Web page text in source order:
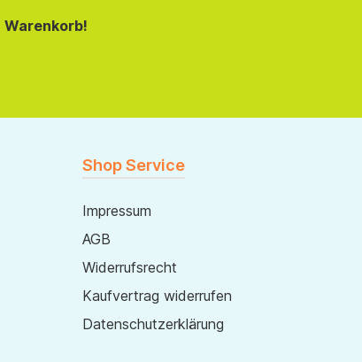
Warenkorb!
Shop Service
Impressum
AGB
Widerrufsrecht
Kaufvertrag widerrufen
Datenschutzerklärung